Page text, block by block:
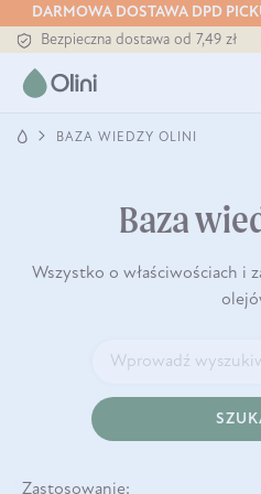
DARMOWA DOSTAWA DPD
Bezpieczna dostawa od 7,49 zł
Darmowa dostawa od 199 zł
Tłoczony zawsze na zimno
BAZA WIEDZY OLINI
Baza
Wszystko o właściwościach i
Zastosowanie: